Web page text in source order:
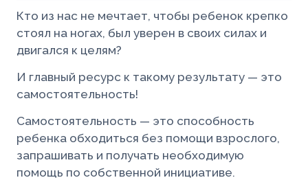
Кто из нас не мечтает, чтобы ребенок крепко
стоял на ногах, был уверен в своих силах и
двигался к целям?
И главный ресурс к такому результату — это
самостоятельность!
Самостоятельность — это способность
ребенка обходиться без помощи взрослого,
запрашивать и получать необходимую
помощь по собственной инициативе.